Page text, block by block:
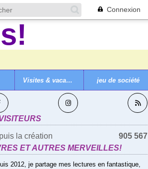
Connexion
Visites & vacances jeu de société
MOI
la création
905 567
ET AUTRES MERVEILLES!
2012, je partage mes lectures en fantastique,